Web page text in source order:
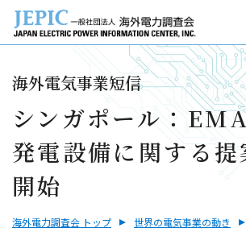
海外電気事業短信
シンガポール：
発電設備に関する
開始
海外電力調査会 トップ
世界の電気事業の動き